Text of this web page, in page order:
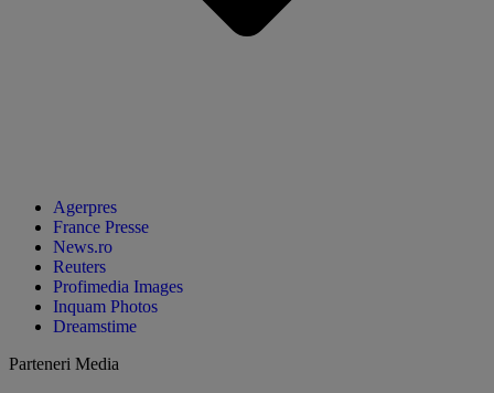
Agerpres
France Presse
News.ro
Reuters
Profimedia Images
Inquam Photos
Dreamstime
Parteneri Media